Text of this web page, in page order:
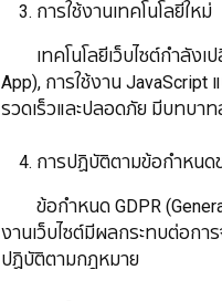
​​​​​​​ 3. การใช้งานเทคโนโลยีใหม่
เทคโนโลยีเว็บไซต์กำลังเป
App), การใช้งาน JavaScript
รวดเร็วและปลอดภัย มีบทบา
4. การปฏิบัติตามข้อกำหนด
ข้อกำหนด GDPR (General
งานเว็บไซต์มีผลกระทบต่อกา
ปฏิบัติตามกฎหมาย